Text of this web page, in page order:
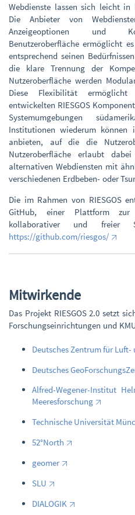
Webdienste lassen sich leicht in
Die Anbieter von
Anzeigeoptionen und
Benutzeroberfläche ermöglicht
entsprechend seinen
die klare Trennung der
Nutzeroberfläche werden
Diese Flexibilität
entwickelten RIESGOS
Systemumgebungen
Institutionen wiederum können
anbieten, auf die die
Nutzeroberfläche erlaubt
alternativen Webdiensten mit
verschiedenen Erdbeben- oder
Die im Rahmen von RIESGOS
GitHub, einer Plattform zur
kollaborativer und freier
https://github.com/riesgos/
Mitwirkende
Das Projekt RIESGOS 2.0 setzt
Forschungseinrichtungen und
Deutsches Zentrum für
Deutsches
Alfred-Wegener-Institut
Meeresforschung
Technische Universität
52°North
geomer
SLU
DIALOGIK